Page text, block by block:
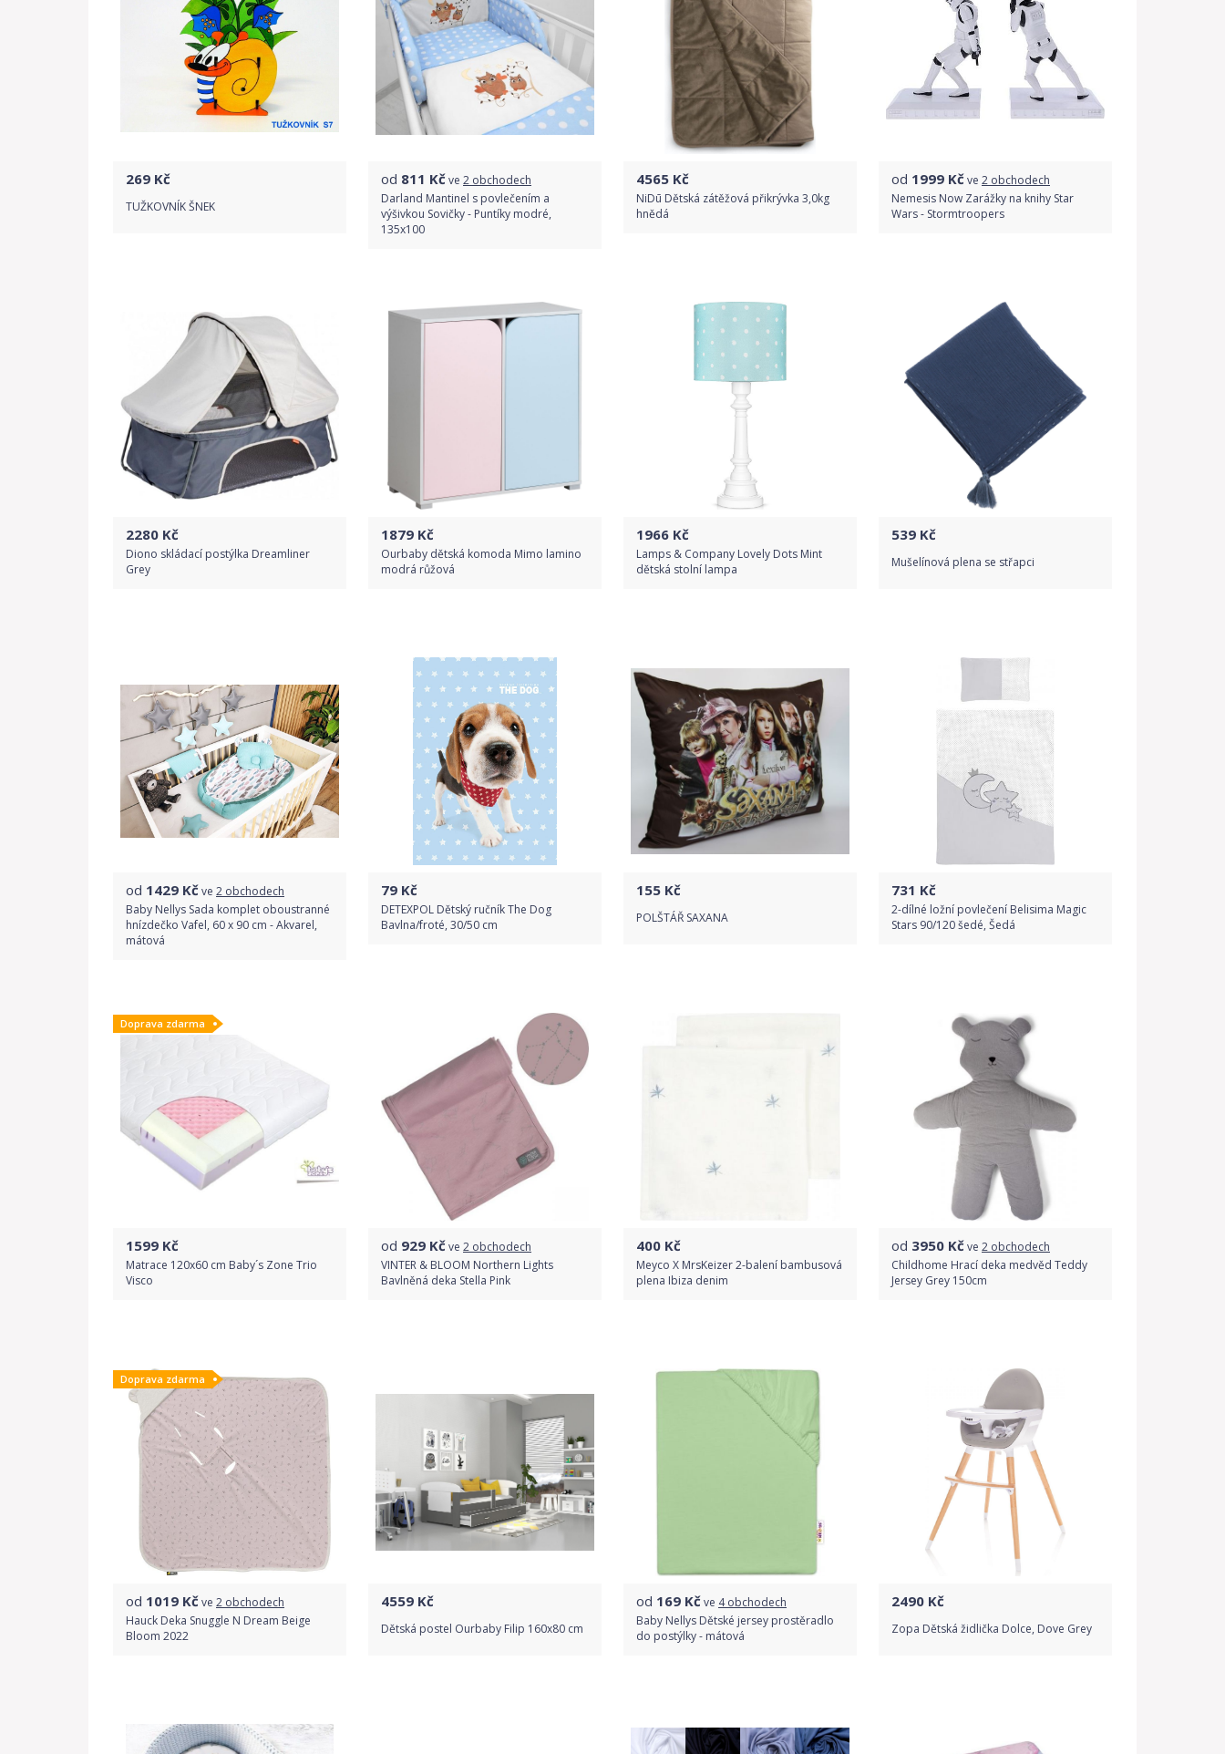
269 Kč
TUŽKOVNÍK ŠNEK
Detail produktu
od 811 Kčve 2 obchodech
Darland Mantinel s povlečením a
výšivkou Sovičky - Puntíky modré,
135x100
4565 Kč
NiDū Dětská zátěžová přikrývka 3,0kg
hnědá
Detail produktu
od 1999 Kčve 2 obchodech
Nemesis Now Zarážky na knihy Star
Wars - Stormtroopers
2280 Kč
Diono skládací postýlka Dreamliner
Grey
1879 Kč
Ourbaby dětská komoda Mimo lamino
modrá růžová
Detail produktu
1966 Kč
Lamps & Company Lovely Dots Mint
dětská stolní lampa
Detail produktu
539 Kč
Mušelínová plena se střapci
Detail produktu
od 1429 Kčve 2 obchodech
Baby Nellys Sada komplet oboustranné
hnízdečko Vafel, 60 x 90 cm - Akvarel,
mátová
79 Kč
DETEXPOL Dětský ručník The Dog
Bavlna/froté, 30/50 cm
Detail produktu
155 Kč
POLŠTÁŘ SAXANA
731 Kč
2-dílné ložní povlečení Belisima Magic
Stars 90/120 šedé, Šedá
Detail produktu
Doprava zdarma
1599 Kč
Matrace 120x60 cm Baby´s Zone Trio
Visco
Detail produktu
od 929 Kčve 2 obchodech
VINTER & BLOOM Northern Lights
Bavlněná deka Stella Pink
400 Kč
Meyco X MrsKeizer 2-balení bambusová
plena Ibiza denim
Detail produktu
od 3950 Kčve 2 obchodech
Childhome Hrací deka medvěd Teddy
Jersey Grey 150cm
Doprava zdarma
od 1019 Kčve 2 obchodech
Hauck Deka Snuggle N Dream Beige
Bloom 2022
4559 Kč
Dětská postel Ourbaby Filip 160x80 cm
od 169 Kčve 4 obchodech
Baby Nellys Dětské jersey prostěradlo
do postýlky - mátová
2490 Kč
Zopa Dětská židlička Dolce, Dove Grey